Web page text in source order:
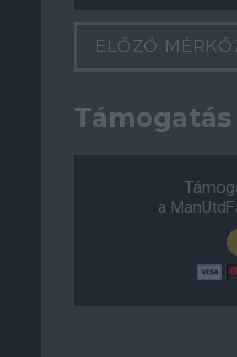
ELŐZŐ
Támogatás
a